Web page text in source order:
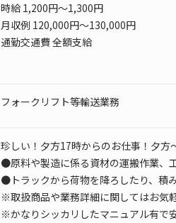
時給 1,200円～1,300円
月収例 120,000円～130,000円
通勤交通費 全額支給
フォークリフト等輸送業務
珍しい！夕方17時からのお仕事！夕方
●原料や製造に係る資材の運搬作業、
●トラックから荷物を降ろしたり、積
※取扱商品や業務詳細に関してはお気
※かなりシッカリしたマニュアル有で